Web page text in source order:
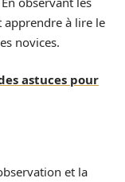
apprendre à lire le
novices.
astuces pour
et la